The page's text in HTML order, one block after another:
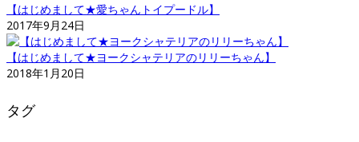
【はじめまして★愛ちゃんトイプードル】
2017年9月24日
【はじめまして★ヨークシャテリアのリリーちゃん】
2018年1月20日
タグ